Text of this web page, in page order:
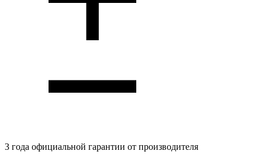
3 года официальной гарантии от производителя